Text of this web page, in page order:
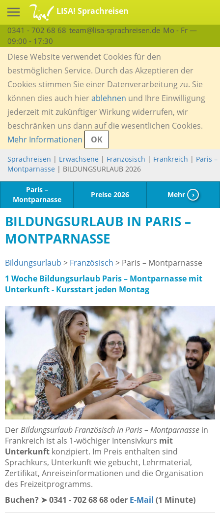
LISA! Sprachreisen
0341 - 702 68 68 team@lisa-sprachreisen.de Mo - Fr —
09:00 - 17:30
Diese Website verwendet Cookies für den
bestmöglichen Service. Durch das Akzeptieren der
Cookies stimmen Sie einer Datenverarbeitung zu. Sie
können dies auch hierablehnen und Ihre Einwilligung
jederzeit mit zukünftiger Wirkung widerrufen, wir
beschränken uns dann auf die wesentlichen Cookies.
Mehr Informationen
OK
Sprachreisen | Erwachsene | Französisch | Frankreich | Paris –
Montparnasse | BILDUNGSURLAUB 2026
Paris –
Montparnasse
Preise 2026 Mehr ›
BILDUNGSURLAUB IN PARIS –
MONTPARNASSE
Bildungsurlaub > Französisch > Paris – Montparnasse
1 Woche Bildungsurlaub Paris – Montparnasse mit
Unterkunft - Kursstart jeden Montag
DerBildungsurlaub Französisch in Paris – Montparnasse in
Frankreich ist als 1-wöchiger Intensivkurs mit
Unterkunft konzipiert. Im Preis enthalten sind
Sprachkurs, Unterkunft wie gebucht, Lehrmaterial,
Zertifikat, Anreiseinformationen und die Organisation
des Freizeitprogramms.
Buchen? ➤ 0341 - 702 68 68 oder E-Mail (1 Minute)